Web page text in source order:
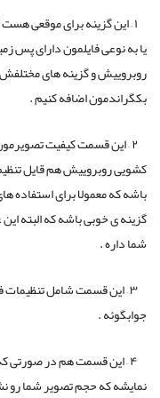
۱ – این گزینه برای موقعی
یا به نوعی فایلمون دارای پس
روبروییش و گزینه های
بکگراندمون اضافه کنیم .
۲ – این قسمت کیفیت
کشویی روبروییش هم قایل
گزینه ی خوبی باشه که البته
شما داره .
۳ – این قسمت شامل تنظیمات
جوابگوئه .
نمایشه که حجم تصویر شما رو